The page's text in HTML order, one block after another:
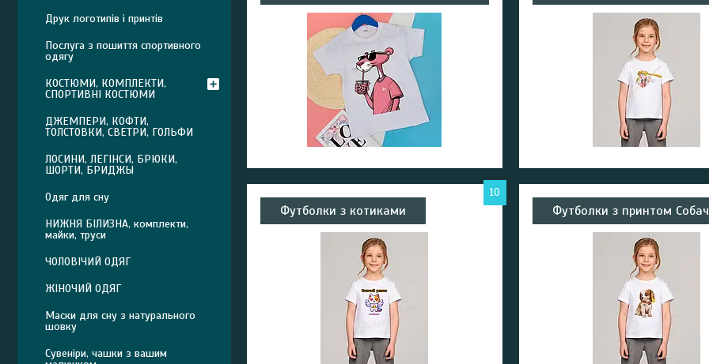
Футболки з котиками
10
Футболки з принтом
Друк логотипів і принтів
Послуга з пошиття спортивного
одягу
КОСТЮМИ, КОМПЛЕКТИ,
СПОРТИВНІ КОСТЮМИ
ДЖЕМПЕРИ, КОФТИ,
ТОЛСТОВКИ, СВЕТРИ, ГОЛЬФИ
ЛОСИНИ, ЛЕГІНСИ, БРЮКИ,
ШОРТИ, БРИДЖЫ
Одяг для сну
НИЖНЯ БІЛИЗНА, комплекти,
майки, труси
ЧОЛОВІЧИЙ ОДЯГ
ЖІНОЧИЙ ОДЯГ
Маски для сну з натурального
шовку
Сувеніри, чашки з вашим